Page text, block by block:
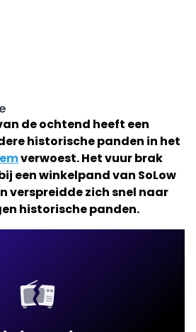
de ochtend heeft een
historische panden in het
verwoest. Het vuur brak
een winkelpand van SoLow
verspreidde zich snel naar
historische panden.